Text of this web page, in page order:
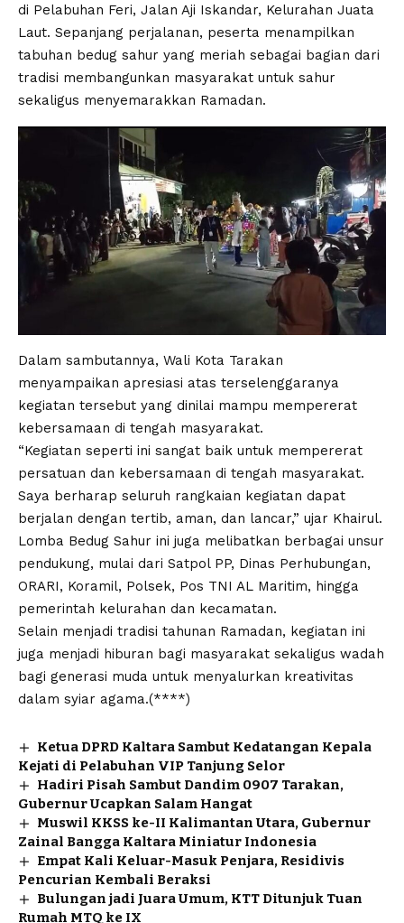
di Pelabuhan Feri, Jalan Aji Iskandar, Kelurahan Juata
Laut. Sepanjang perjalanan, peserta menampilkan
tabuhan bedug sahur yang meriah sebagai bagian dari
tradisi membangunkan masyarakat untuk sahur
sekaligus menyemarakkan Ramadan.
Dalam sambutannya, Wali Kota Tarakan
menyampaikan apresiasi atas terselenggaranya
kegiatan tersebut yang dinilai mampu mempererat
kebersamaan di tengah masyarakat.
“Kegiatan seperti ini sangat baik untuk mempererat
persatuan dan kebersamaan di tengah masyarakat.
Saya berharap seluruh rangkaian kegiatan dapat
berjalan dengan tertib, aman, dan lancar,” ujar Khairul.
Lomba Bedug Sahur ini juga melibatkan berbagai unsur
pendukung, mulai dari Satpol PP, Dinas Perhubungan,
ORARI, Koramil, Polsek, Pos TNI AL Maritim, hingga
pemerintah kelurahan dan kecamatan.
Selain menjadi tradisi tahunan Ramadan, kegiatan ini
juga menjadi hiburan bagi masyarakat sekaligus wadah
bagi generasi muda untuk menyalurkan kreativitas
dalam syiar agama.(****)
Ketua DPRD Kaltara Sambut Kedatangan Kepala
Kejati di Pelabuhan VIP Tanjung Selor
Hadiri Pisah Sambut Dandim 0907 Tarakan,
Gubernur Ucapkan Salam Hangat
Muswil KKSS ke-II Kalimantan Utara, Gubernur
Zainal Bangga Kaltara Miniatur Indonesia
Empat Kali Keluar-Masuk Penjara, Residivis
Pencurian Kembali Beraksi
Bulungan jadi Juara Umum, KTT Ditunjuk Tuan
Rumah MTQ ke IX